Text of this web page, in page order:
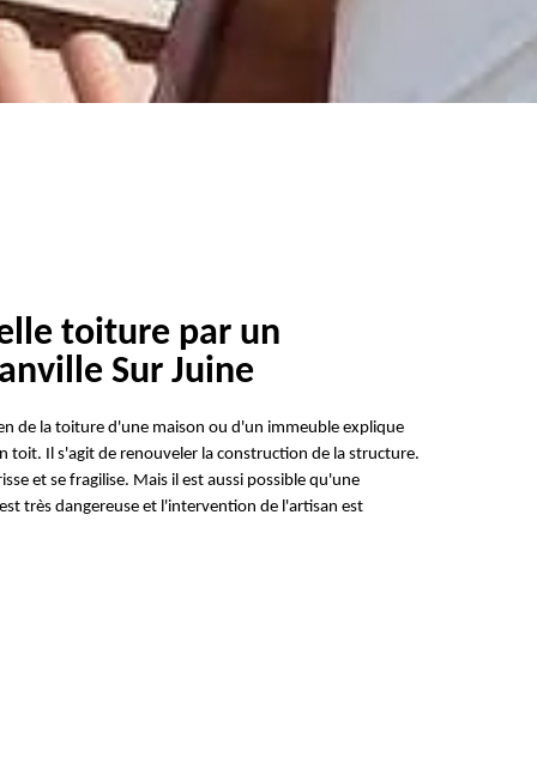
toiture par un
Sur Juine
de la toiture d'une maison ou d'un immeuble explique
toit. Il s'agit de renouveler la construction de la structure.
et se fragilise. Mais il est aussi possible qu'une
très dangereuse et l'intervention de l'artisan est